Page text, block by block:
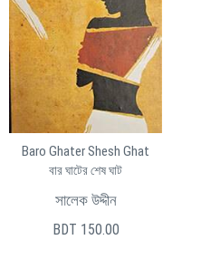
Baro Ghater Shesh Ghat
বার ঘাটের শেষ ঘাট
সালেক উদ্দীন
BDT 150.00